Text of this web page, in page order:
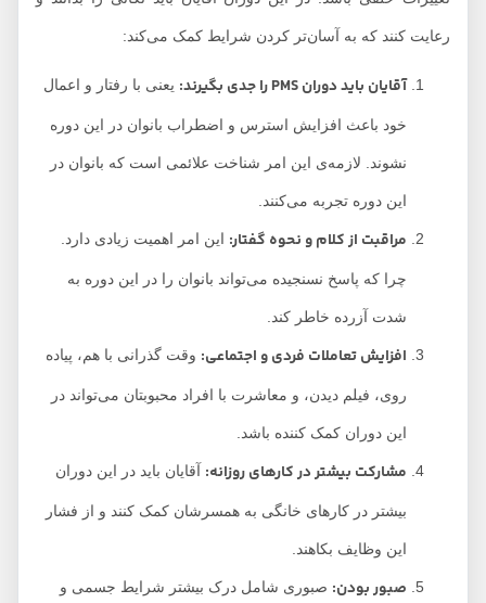
رعایت کنند که به آسان‌تر کردن شرایط کمک می‌کند:
آقایان باید دوران PMS را جدی بگیرند: یعنی با رفتار و اعمال
خود باعث افزایش استرس و اضطراب بانوان در این دوره
نشوند. لازمه‌ی این امر شناخت علائمی است که بانوان در
این دوره تجربه می‌کنند.
مراقبت از کلام و نحوه گفتار:این امر اهمیت زیادی دارد.
چرا که پاسخ نسنجیده می‌تواند بانوان را در این دوره به
شدت آزرده خاطر کند.
افزایش تعاملات فردی و اجتماعی:وقت گذرانی با هم، پیاده
روی، فیلم دیدن، و معاشرت با افراد محبوبتان می‌تواند در
این دوران کمک کننده باشد.
مشارکت بیشتر در کارهای روزانه:آقایان باید در این دوران
بیشتر در کارهای خانگی به همسرشان کمک کنند و از فشار
این وظایف بکاهند.
صبور بودن:صبوری شامل درک بیشتر شرایط جسمی و